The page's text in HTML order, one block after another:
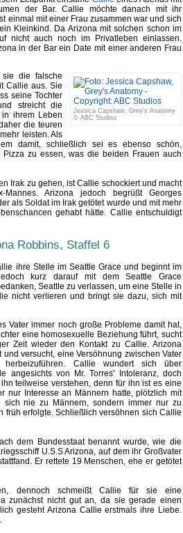
der Bar. Callie möchte danach mit ihr
einmal mit einer Frau zusammen war und sich
Kleinkind. Da Arizona mit solchen schon im
nicht auch noch im Privatleben einlassen.
in der Bar ein Date mit einer anderen Frau
Jessica Capshaw, Grey's Anatomy
© ABC Studios
die falsche
Callie aus. Sie
seine Tochter
streicht die
ihrem Leben
die teuren
leisten. Als
damit, schließlich sei es ebenso schön,
zu essen, was die beiden Frauen auch
Irak zu gehen, ist Callie schockiert und macht
Arizona jedoch begrüßt Georges
als Soldat im Irak getötet wurde und mit mehr
gehabt hätte. Callie entschuldigt
Robbins, Staffel 6
ihre Stelle im Seattle Grace und beginnt im
kurz darauf mit dem Seattle Grace
Seattle zu verlassen, um eine Stelle in
nicht verlieren und bringt sie dazu, sich mit
Vater immer noch große Probleme damit hat,
eine homosexuelle Beziehung führt, sucht
Zeit wieder den Kontakt zu Callie. Arizona
und versucht, eine Versöhnung zwischen Vater
herbeizuführen. Callie wundert sich über
angesichts von Mr. Torres' Intoleranz, doch
teilweise verstehen, denn für ihn ist es eine
nur Interesse an Männern hatte, plötzlich mit
nie zu Männern, sondern immer nur zu
früh erfolgte. Schließlich versöhnen sich Callie
dem Bundesstaat benannt wurde, wie die
U.S.S Arizona, auf dem ihr Großvater
Er rettete 19 Menschen, ehe er getötet
dennoch schmeißt Callie für sie eine
zunächst nicht gut an, da sie gerade einen
gesteht Arizona Callie erstmals ihre Liebe.